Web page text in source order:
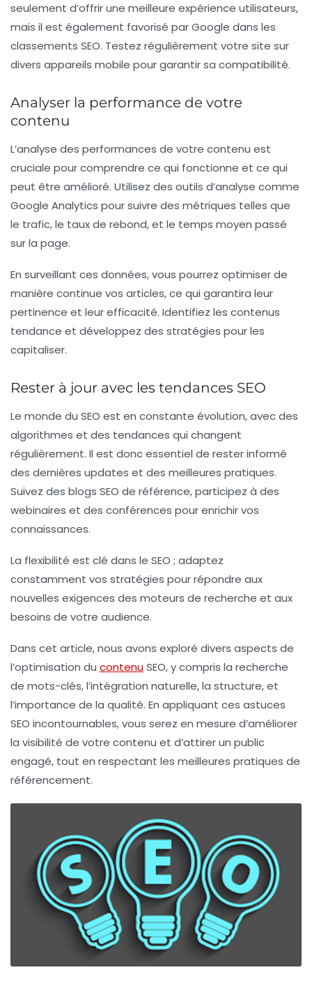
seulement d’offrir une meilleure expérience utilisateurs,
mais il est également favorisé par Google dans les
classements SEO. Testez régulièrement votre site sur
divers appareils mobile pour garantir sa compatibilité.
Analyser la performance de votre
contenu
L’analyse des performances de votre contenu est
cruciale pour comprendre ce qui fonctionne et ce qui
peut être amélioré. Utilisez des outils d’analyse comme
Google Analytics pour suivre des métriques telles que
le trafic, le taux de rebond, et le temps moyen passé
sur la page.
En surveillant ces données, vous pourrez optimiser de
manière continue vos articles, ce qui garantira leur
pertinence et leur efficacité. Identifiez les contenus
tendance et développez des stratégies pour les
capitaliser.
Rester à jour avec les tendances SEO
Le monde du SEO est en constante évolution, avec des
algorithmes et des tendances qui changent
régulièrement. Il est donc essentiel de rester informé
des dernières updates et des meilleures pratiques.
Suivez des blogs SEO de référence, participez à des
webinaires et des conférences pour enrichir vos
connaissances.
La flexibilité est clé dans le SEO ; adaptez
constamment vos stratégies pour répondre aux
nouvelles exigences des moteurs de recherche et aux
besoins de votre audience.
Dans cet article, nous avons exploré divers aspects de
l’optimisation du contenuSEO, y compris la recherche
de mots-clés, l’intégration naturelle, la structure, et
l’importance de la qualité. En appliquant ces astuces
SEO incontournables, vous serez en mesure d’améliorer
la visibilité de votre contenu et d’attirer un public
engagé, tout en respectant les meilleures pratiques de
référencement.